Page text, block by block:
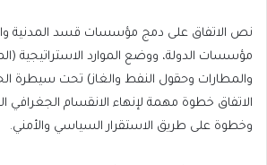
نص الاتفاق على دمج مؤسسات قسد المدنية
مؤسسات الدولة، ووضع الموارد الاستراتيجية
والمطارات وحقول النفط والغاز) تحت سيطرة
الاتفاق خطوة مهمة لإنهاء الانقسام الجغرافي
وخطوة على طريق الاستقرار السياسي والأمني.